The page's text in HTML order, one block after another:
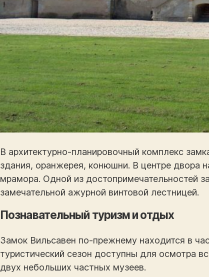
В архитектурно-планировочный комплекс
здания, оранжерея, конюшни. В центре двора
мрамора. Одной из достопримечательностей
замечательной ажурной винтовой лестницей.
Познавательный туризм и отдых
Замок Вильсавен по-прежнему находится в
туристический сезон доступны для осмотра
двух небольших частных музеев.